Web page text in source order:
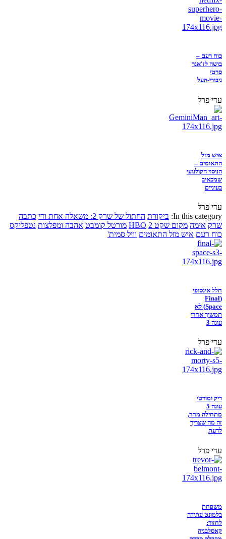
כוח רעם –
בושה לז'אנר
סרטי
גיבורי-העל
עדי פרל
איש מזל
התאומים –
הניסוי הקולנועי
שמכאיב
בעיניים
עדי פרל
In this category: ביקורת החתול של שרק 2: משאלה אחת ודי
כתבה
שרק אימה מקום שקט 2 HBO מורטל קומבט אהבה ומפלצות נטפליקס
כוח רעם איש מזל התאומים וויל סמית'
חלל אינסופי
(Final
Space) לא
תמשיך אחרי
עונה 3
עדי פרל
ריק ומורטי
עונה 5
מתחילה מחר,
זה מה שצריך
לדעת
עדי פרל
משפחת
בלמונט עתידה
לחזור:
קאסלבניה